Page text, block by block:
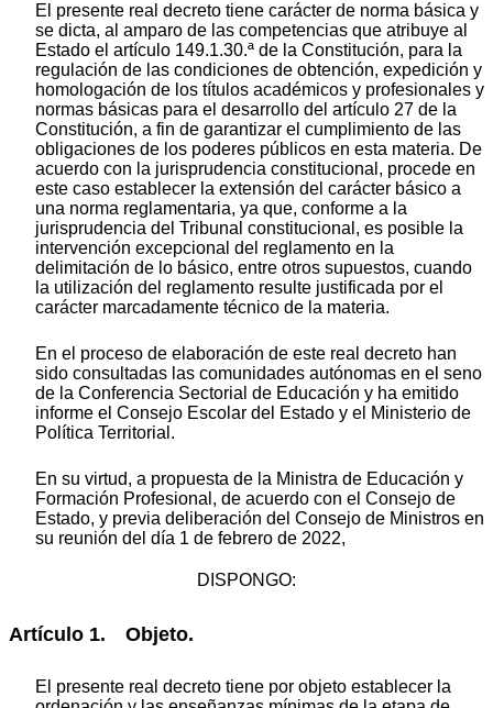
El presente real decreto tiene carácter de norma básica y
se dicta, al amparo de las competencias que atribuye al
Estado el artículo 149.1.30.ª de la Constitución, para la
regulación de las condiciones de obtención, expedición y
homologación de los títulos académicos y profesionales y
normas básicas para el desarrollo del artículo 27 de la
Constitución, a fin de garantizar el cumplimiento de las
obligaciones de los poderes públicos en esta materia. De
acuerdo con la jurisprudencia constitucional, procede en
este caso establecer la extensión del carácter básico a
una norma reglamentaria, ya que, conforme a la
jurisprudencia del Tribunal constitucional, es posible la
intervención excepcional del reglamento en la
delimitación de lo básico, entre otros supuestos, cuando
la utilización del reglamento resulte justificada por el
carácter marcadamente técnico de la materia.
En el proceso de elaboración de este real decreto han
sido consultadas las comunidades autónomas en el seno
de la Conferencia Sectorial de Educación y ha emitido
informe el Consejo Escolar del Estado y el Ministerio de
Política Territorial.
En su virtud, a propuesta de la Ministra de Educación y
Formación Profesional, de acuerdo con el Consejo de
Estado, y previa deliberación del Consejo de Ministros en
su reunión del día 1 de febrero de 2022,
DISPONGO:
Artículo 1. Objeto.
El presente real decreto tiene por objeto establecer la